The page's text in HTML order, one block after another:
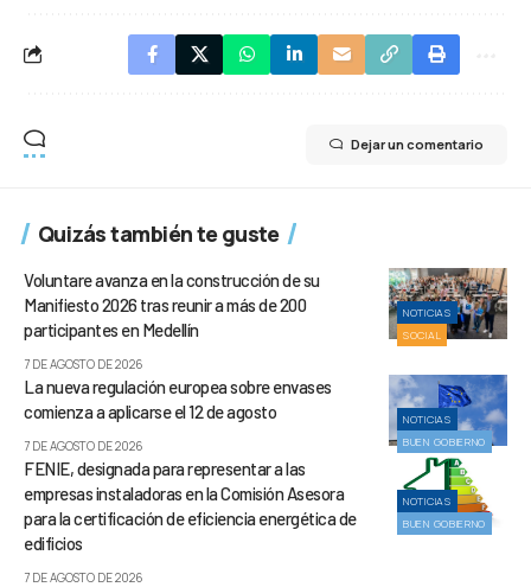
Dejar un comentario
Quizás también te guste
NOTICIAS
SOCIAL
Voluntare avanza en la construcción de su
Manifiesto 2026 tras reunir a más de 200
participantes en Medellín
7 DE AGOSTO DE 2026
NOTICIAS
BUEN GOBIERNO
La nueva regulación europea sobre envases
comienza a aplicarse el 12 de agosto
7 DE AGOSTO DE 2026
NOTICIAS
BUEN GOBIERNO
FENIE, designada para representar a las
empresas instaladoras en la Comisión Asesora
para la certificación de eficiencia energética de
edificios
7 DE AGOSTO DE 2026